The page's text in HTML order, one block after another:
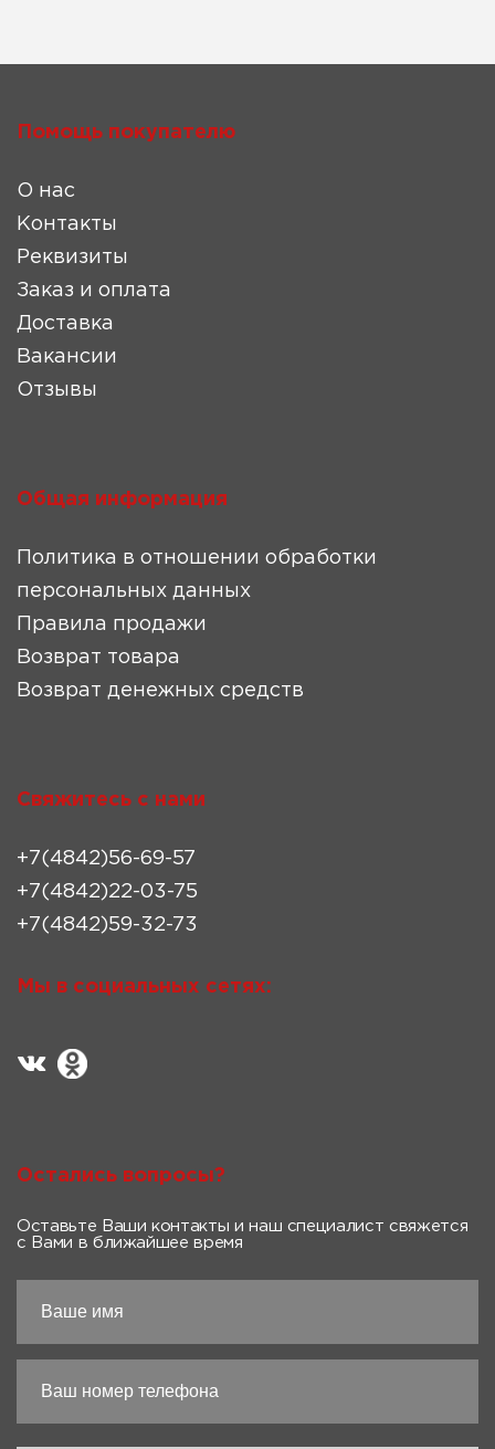
Помощь покупателю
О нас
Контакты
Реквизиты
Заказ и оплата
Доставка
Вакансии
Отзывы
Общая информация
Политика в отношении обработки
персональных данных
Правила продажи
Возврат товара
Возврат денежных средств
Свяжитесь с нами
+7(4842)56-69-57
+7(4842)22-03-75
+7(4842)59-32-73
Мы в социальных сетях:
Остались вопросы?
Оставьте Ваши контакты и наш специалист свяжется
с Вами в ближайшее время